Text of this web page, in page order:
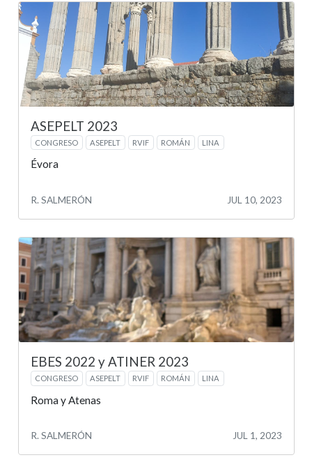
ASEPELT 2023
CONGRESO ASEPELT RVIF ROMÁN LINA
Évora
R. SALMERÓN JUL 10, 2023
EBES 2022 y ATINER 2023
CONGRESO ASEPELT RVIF ROMÁN LINA
Roma y Atenas
R. SALMERÓN JUL 1, 2023